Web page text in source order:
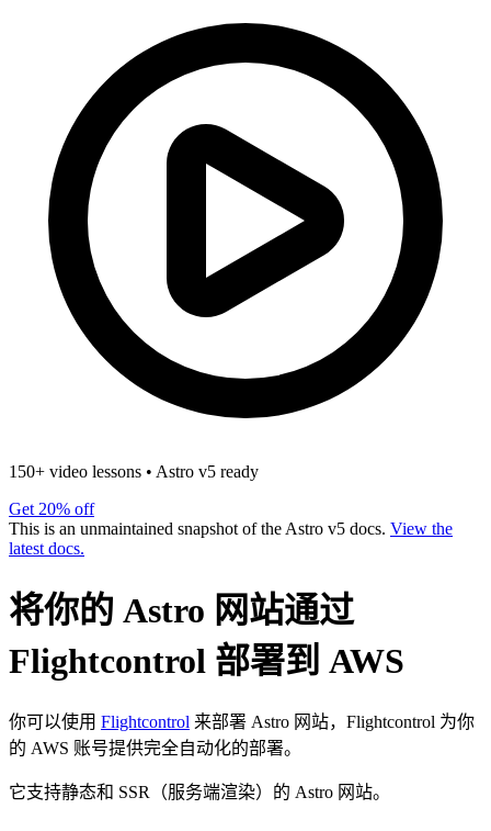
150+ video lessons • Astro v5 ready
Get 20% off
This is an unmaintained snapshot of the Astro v5 docs. View the
latest docs.
将你的 Astro 网站通过
Flightcontrol 部署到 AWS
你可以使用 Flightcontrol 来部署 Astro 网站，Flightcontrol 为你
的 AWS 账号提供完全自动化的部署。
它支持静态和 SSR（服务端渲染）的 Astro 网站。